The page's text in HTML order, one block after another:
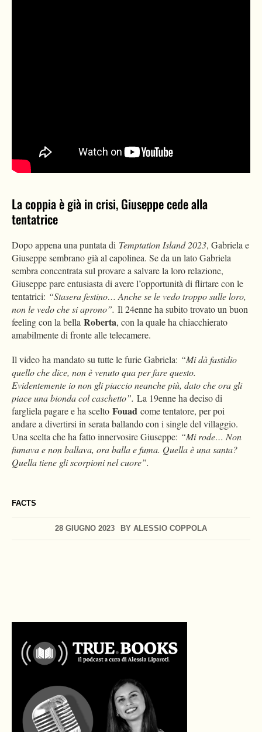
FACTS
28 GIUGNO 2023 BY ALESSIO COPPOLA
La coppia è già in crisi, Giuseppe cede alla
tentatrice
Dopo appena una puntata di Temptation Island 2023, Gabriela e
Giuseppe sembrano già al capolinea. Se da un lato Gabriela
sembra concentrata sul provare a salvare la loro relazione,
Giuseppe pare entusiasta di avere l’opportunità di flirtare con le
tentatrici: “Stasera festino… Anche se le vedo troppo sulle loro,
non le vedo che si aprono”. Il 24enne ha subito trovato un buon
feeling con la bella Roberta, con la quale ha chiacchierato
amabilmente di fronte alle telecamere.
Il video ha mandato su tutte le furie Gabriela: “Mi dà fastidio
quello che dice, non è venuto qua per fare questo.
Evidentemente io non gli piaccio neanche più, dato che ora gli
piace una bionda col caschetto”. La 19enne ha deciso di
fargliela pagare e ha scelto Fouad come tentatore, per poi
andare a divertirsi in serata ballando con i single del villaggio.
Una scelta che ha fatto innervosire Giuseppe: “Mi rode… Non
fumava e non ballava, ora balla e fuma. Quella è una santa?
Quella tiene gli scorpioni nel cuore”.